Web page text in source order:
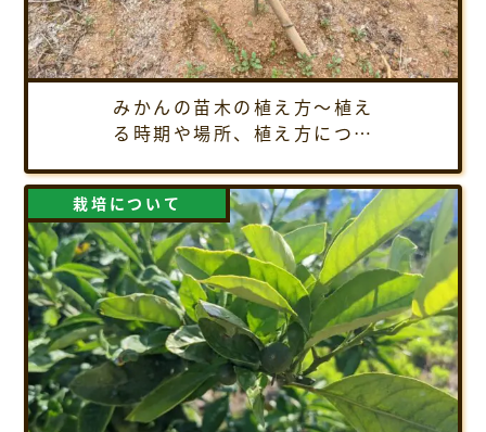
みかんの苗木の植え方～植え
る時期や場所、植え方につい
栽培について